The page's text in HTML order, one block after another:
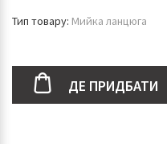
Тип товару: Мийка ланцюга
ДЕ ПРИДБАТИ